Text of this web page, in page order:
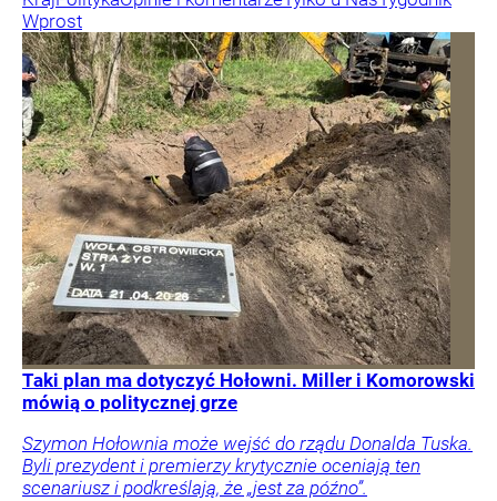
Wprost
Taki plan ma dotyczyć Hołowni. Miller i Komorowski
mówią o politycznej grze
Szymon Hołownia może wejść do rządu Donalda Tuska.
Byli prezydent i premierzy krytycznie oceniają ten
scenariusz i podkreślają, że „jest za późno”.